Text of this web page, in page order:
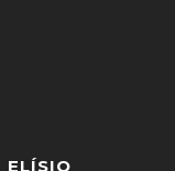
ELÍSIO